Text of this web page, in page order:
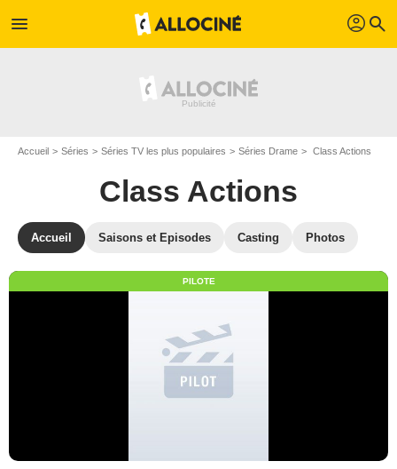
menu profil search
Accueil Séries Séries TV les plus populaires Séries Drame Class Actions
Class Actions
Accueil Saisons et Episodes Casting Photos
PILOTE